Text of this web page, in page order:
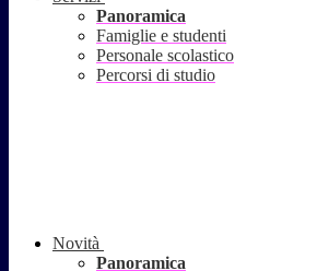
Panoramica
Famiglie e studenti
Personale scolastico
Percorsi di studio
Novità
Panoramica